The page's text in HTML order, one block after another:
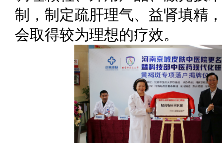
制，制定疏肝理气、益肾填精
会取得较为理想的疗效。